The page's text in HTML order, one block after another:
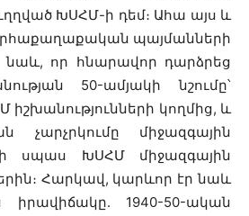
ԽՍՀՄ-ի դեմ։ Ահա այս և
պայմանների
նաև, որ հնարավոր դարձրեց
50-ամյակի նշումը՝
իշխանությունների կողմից, և
չարչրկումը միջազգային
սպաս ԽՍՀՄ միջազգային
Հարկավ, կարևոր էր նաև
իրավիճակը. 1940-50-ական